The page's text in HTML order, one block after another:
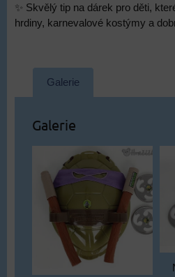
✨ Skvělý tip na dárek pro děti,
hrdiny, karnevalové kostýmy a
Galerie
Galerie